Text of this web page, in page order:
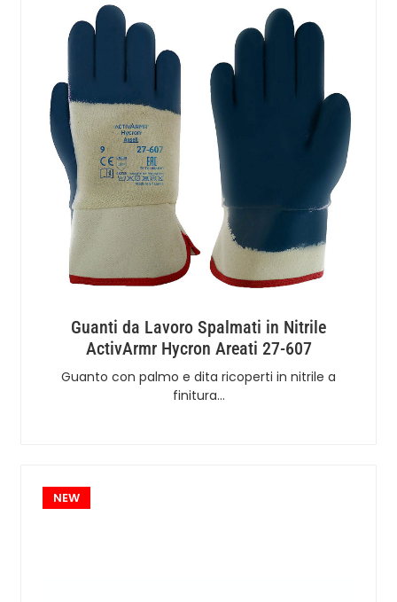
Guanti da Lavoro Spalmati in Nitrile
ActivArmr Hycron Areati 27-607
Guanto con palmo e dita ricoperti in nitrile a
finitura…
NEW